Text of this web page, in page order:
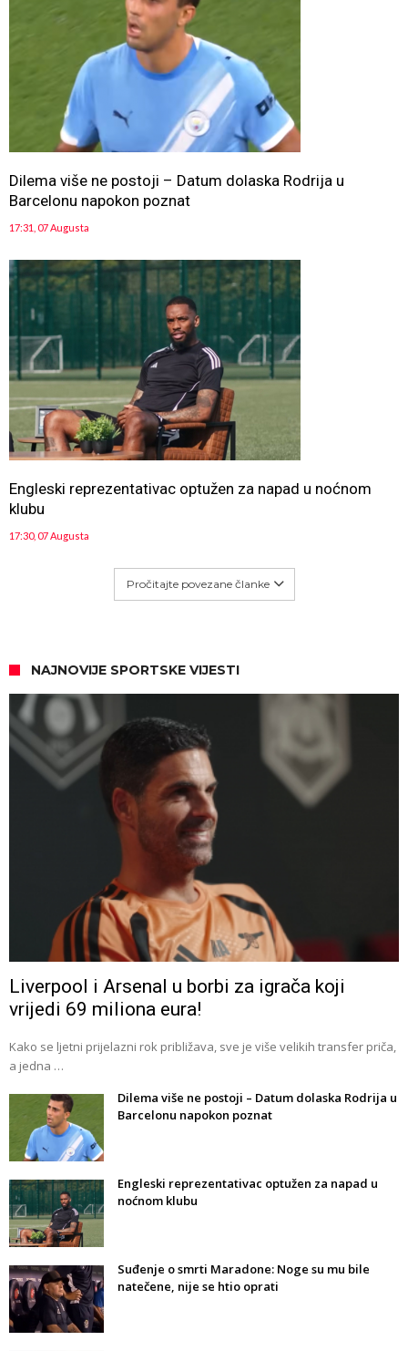
Dilema više ne postoji – Datum dolaska Rodrija u
Barcelonu napokon poznat
17:31, 07 Augusta
Engleski reprezentativac optužen za napad u noćnom
klubu
17:30, 07 Augusta
Pročitajte povezane članke
NAJNOVIJE SPORTSKE VIJESTI
Liverpool i Arsenal u borbi za igrača koji
vrijedi 69 miliona eura!
Kako se ljetni prijelazni rok približava, sve je više velikih transfer priča,
a jedna …
Dilema više ne postoji – Datum dolaska Rodrija u
Barcelonu napokon poznat
Engleski reprezentativac optužen za napad u
noćnom klubu
Suđenje o smrti Maradone: Noge su mu bile
natečene, nije se htio oprati